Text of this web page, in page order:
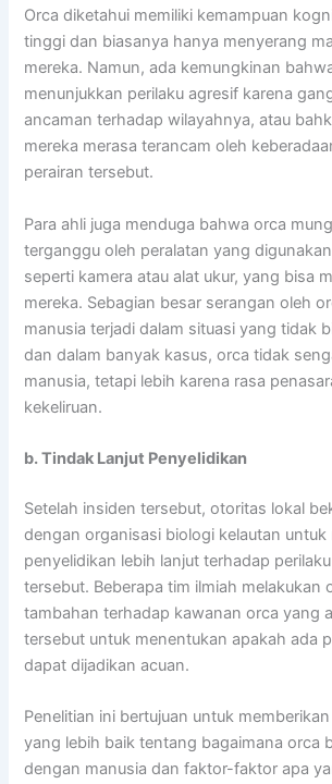
Orca diketahui memiliki kemampuan
tinggi dan biasanya hanya menyerang
mereka. Namun, ada kemungkinan
menunjukkan perilaku agresif karena
ancaman terhadap wilayahnya, atau
mereka merasa terancam oleh
perairan tersebut.
Para ahli juga menduga bahwa orca
terganggu oleh peralatan yang
seperti kamera atau alat ukur, yang bisa
mereka. Sebagian besar serangan oleh
manusia terjadi dalam situasi yang tidak
dan dalam banyak kasus, orca tidak
manusia, tetapi lebih karena rasa
kekeliruan.
b. Tindak Lanjut Penyelidikan
Setelah insiden tersebut, otoritas lokal
dengan organisasi biologi kelautan untuk
penyelidikan lebih lanjut terhadap
tersebut. Beberapa tim ilmiah melakukan
tambahan terhadap kawanan orca yang
tersebut untuk menentukan apakah ada
dapat dijadikan acuan.
Penelitian ini bertujuan untuk
yang lebih baik tentang bagaimana orca
dengan manusia dan faktor-faktor apa